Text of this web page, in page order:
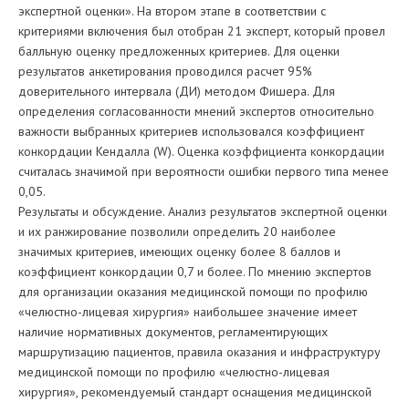
экспертной оценки». На втором этапе в соответствии с
критериями включения был отобран 21 эксперт, который провел
балльную оценку предложенных критериев. Для оценки
результатов анкетирования проводился расчет 95%
доверительного интервала (ДИ) методом Фишера. Для
определения согласованности мнений экспертов относительно
важности выбранных критериев использовался коэффициент
конкордации Кендалла (W). Оценка коэффициента конкордации
считалась значимой при вероятности ошибки первого типа менее
0,05.
Результаты и обсуждение. Анализ результатов экспертной оценки
и их ранжирование позволили определить 20 наиболее
значимых критериев, имеющих оценку более 8 баллов и
коэффициент конкордации 0,7 и более. По мнению экспертов
для организации оказания медицинской помощи по профилю
«челюстно-лицевая хирургия» наибольшее значение имеет
наличие нормативных документов, регламентирующих
маршрутизацию пациентов, правила оказания и инфраструктуру
медицинской помощи по профилю «челюстно-лицевая
хирургия», рекомендуемый стандарт оснащения медицинской